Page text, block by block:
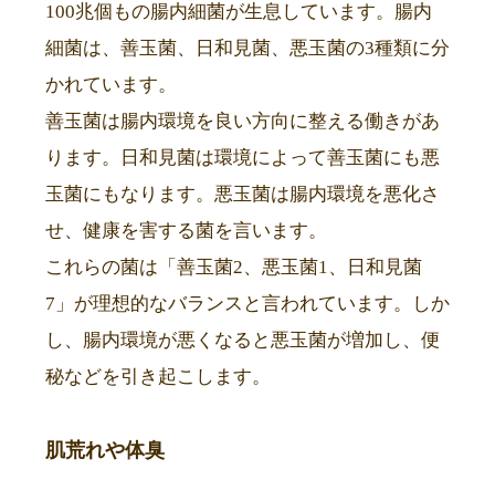
100兆個もの腸内細菌が生息しています。腸内
細菌は、善玉菌、日和見菌、悪玉菌の3種類に分
かれています。
善玉菌は腸内環境を良い方向に整える働きがあ
ります。日和見菌は環境によって善玉菌にも悪
玉菌にもなります。悪玉菌は腸内環境を悪化さ
せ、健康を害する菌を言います。
これらの菌は「善玉菌2、悪玉菌1、日和見菌
7」が理想的なバランスと言われています。しか
し、腸内環境が悪くなると悪玉菌が増加し、便
秘などを引き起こします。
肌荒れや体臭